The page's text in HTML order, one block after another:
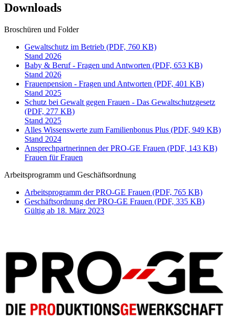
Downloads
Broschüren und Folder
Gewaltschutz im Betrieb (PDF, 760 KB)
Stand 2026
Baby & Beruf - Fragen und Antworten (PDF, 653 KB)
Stand 2026
Frauenpension - Fragen und Antworten (PDF, 401 KB)
Stand 2025
Schutz bei Gewalt gegen Frauen - Das Gewaltschutzgesetz
(PDF, 277 KB)
Stand 2025
Alles Wissenswerte zum Familienbonus Plus (PDF, 949 KB)
Stand 2024
Ansprechpartnerinnen der PRO-GE Frauen (PDF, 143 KB)
Frauen für Frauen
Arbeitsprogramm und Geschäftsordnung
Arbeitsprogramm der PRO-GE Frauen (PDF, 765 KB)
Geschäftsordnung der PRO-GE Frauen (PDF, 335 KB)
Gültig ab 18. März 2023